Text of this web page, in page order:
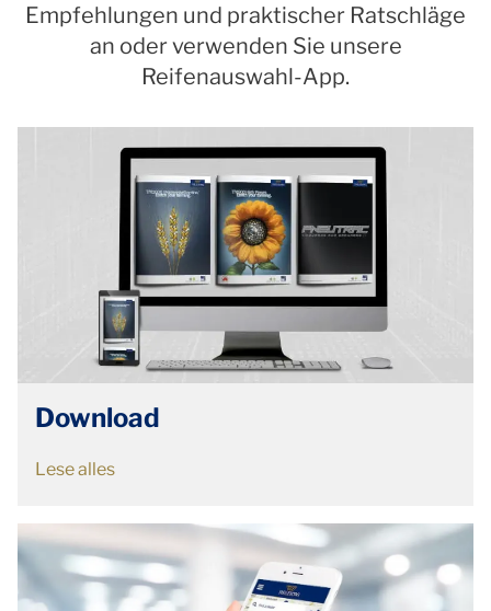
Empfehlungen und praktischer Ratschläge
an oder verwenden Sie unsere
Reifenauswahl-App.
Download
Lese alles